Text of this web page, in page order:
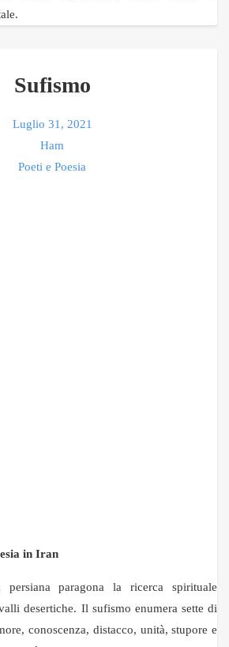
Sufismo
Luglio 31, 2021
Ham
Poeti e Poesia
in Iran
paragona la ricerca spirituale
desertiche. Il sufismo enumera sette di
conoscenza, distacco, unità, stupore e